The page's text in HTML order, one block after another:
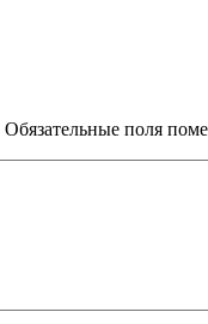
Обязательные поля